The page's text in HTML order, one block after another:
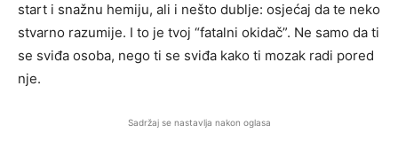
start i snažnu hemiju, ali i nešto dublje: osjećaj da te neko
stvarno razumije. I to je tvoj “fatalni okidač”. Ne samo da ti
se sviđa osoba, nego ti se sviđa kako ti mozak radi pored
nje.
Sadržaj se nastavlja nakon oglasa